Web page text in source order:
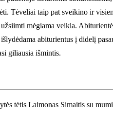
Tėveliai taip pat sveikino ir
mėgiama veikla.
abiturientus į didelį
giliausia išmintis.
tėtis Laimonas Simaitis su